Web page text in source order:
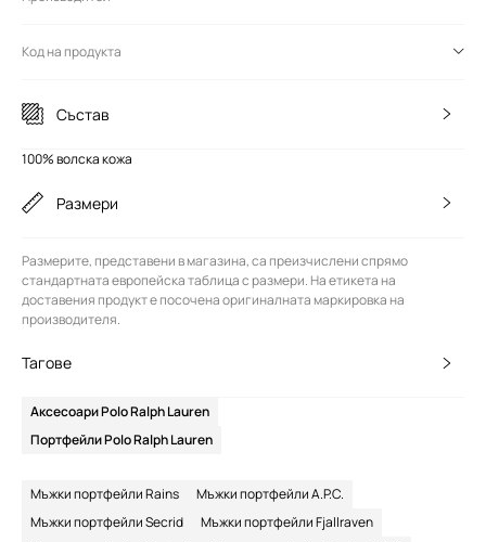
Код на продукта
Състав
100% волска кожа
Размери
Размерите, представени в магазина, са преизчислени спрямо
стандартната европейска таблица с размери. На етикета на
доставения продукт е посочена оригиналната маркировка на
производителя.
Тагове
Аксесоари Polo Ralph Lauren
Портфейли Polo Ralph Lauren
Мъжки портфейли Rains
Мъжки портфейли A.P.C.
Мъжки портфейли Secrid
Мъжки портфейли Fjallraven